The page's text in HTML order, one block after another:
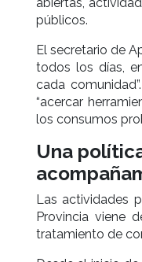
públicos.
El secretario de
todos los días,
cada
“acercar
los consumos
Una
Las actividades
Provincia viene
tratamiento de